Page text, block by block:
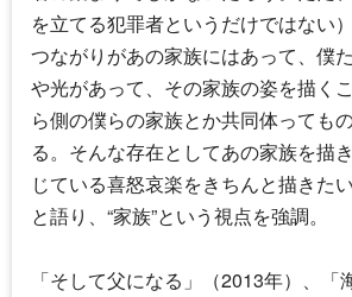
を立てる犯罪者というだけではない
つながりがあの家族にはあって、僕
や光があって、その家族の姿を描く
ら側の僕らの家族とか共同体っても
る。そんな存在としてあの家族を描
じている喜怒哀楽をきちんと描きた
と語り、“家族”という視点を強調。
「そして父になる」（2013年）、「